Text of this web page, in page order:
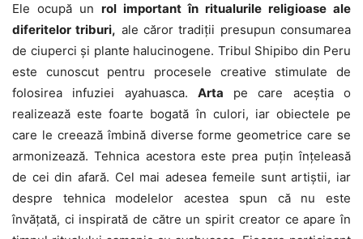
Ele ocupă un rol important în ritualurile religioase ale
diferitelor triburi, ale căror tradiții presupun consumarea
de ciuperci și plante halucinogene. Tribul Shipibo din Peru
este cunoscut pentru procesele creative stimulate de
folosirea infuziei ayahuasca. Arta pe care aceștia o
realizează este foarte bogată în culori, iar obiectele pe
care le creează îmbină diverse forme geometrice care se
armonizează. Tehnica acestora este prea puțin înțeleasă
de cei din afară. Cel mai adesea femeile sunt artiștii, iar
despre tehnica modelelor acestea spun că nu este
învățată, ci inspirată de către un spirit creator ce apare în